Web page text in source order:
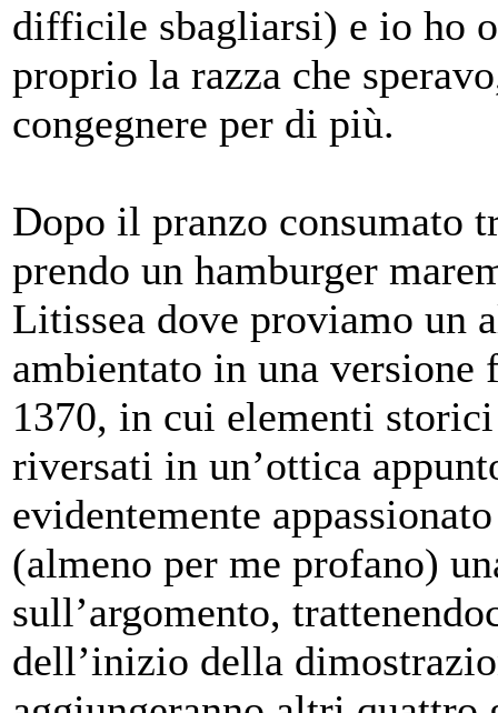
difficile sbagliarsi) e io ho
proprio la razza che
congegnere per di più.
Dopo il pranzo consumato
prendo un hamburger
Litissea dove proviamo un
ambientato in una versione
1370, in cui elementi
riversati in un’ottica
evidentemente
(almeno per me profano)
sull’argomento,
dell’inizio della